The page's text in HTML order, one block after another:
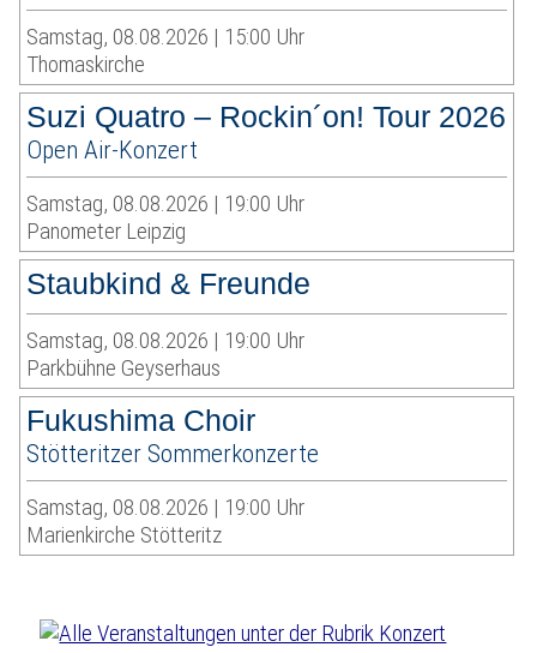
Samstag, 08.08.2026 | 15:00 Uhr
Thomaskirche
Suzi Quatro – Rockin´on! Tour 2026
Open Air-Konzert
Samstag, 08.08.2026 | 19:00 Uhr
Panometer Leipzig
Staubkind & Freunde
Samstag, 08.08.2026 | 19:00 Uhr
Parkbühne Geyserhaus
Fukushima Choir
Stötteritzer Sommerkonzerte
Samstag, 08.08.2026 | 19:00 Uhr
Marienkirche Stötteritz